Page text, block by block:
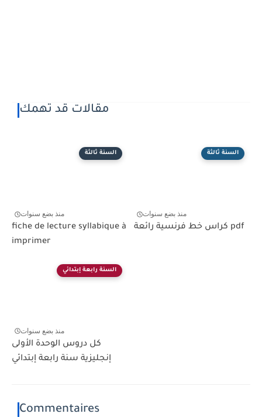
مقالات قد تهمك
السنة ثالثة
منذ بضع سنوات
fiche de lecture syllabique à
imprimer
السنة ثالثة
منذ بضع سنوات
كراس خط فرنسية رائعة pdf
السنة رابعة إبتدائي
منذ بضع سنوات
كل دروس الوحدة الأولى
إنجليزية سنة رابعة إبتدائي
Commentaires